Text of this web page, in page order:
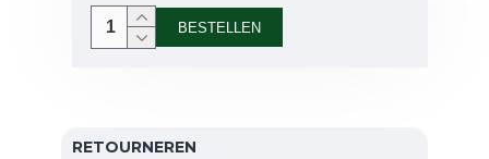
BESTELLEN
RETOURNEREN